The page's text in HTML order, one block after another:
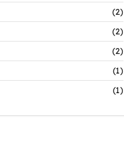
(2)
(2)
(2)
(1)
(1)